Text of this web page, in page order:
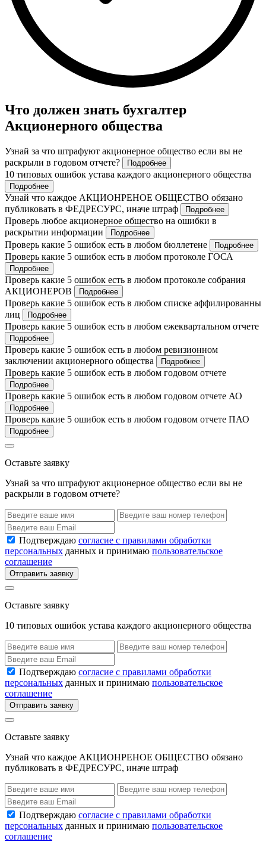
Что должен знать бухгалтер
Акционерного общества
Узнай за что штрафуют акционерное общество если вы не
раскрыли в годовом отчете?
Подробнее
10 типовых ошибок устава каждого акционерного общества
Подробнее
Узнай что каждое АКЦИОНРЕНОЕ ОБЩЕСТВО обязано
публиковать в ФЕДРЕСУРС, иначе штраф
Подробнее
Проверь любое акционерное общество на ошибки в
раскрытии информации
Подробнее
Проверь какие 5 ошибок есть в любом бюллетене Подробнее
Проверь какие 5 ошибок есть в любом протоколе ГОСА
Подробнее
Проверь какие 5 ошибок есть в любом протоколе собрания
АКЦИОНЕРОВ
Подробнее
Проверь какие 5 ошибок есть в любом списке аффилированны
лиц
Подробнее
Проверь какие 5 ошибок есть в любом ежеквартальном отчете
Подробнее
Проверь какие 5 ошибок есть в любом ревизионном
заключении акционерного общества
Подробнее
Проверь какие 5 ошибок есть в любом годовом отчете
Подробнее
Проверь какие 5 ошибок есть в любом годовом отчете АО
Подробнее
Проверь какие 5 ошибок есть в любом годовом отчете ПАО
Подробнее
Оставьте заявку
Узнай за что штрафуют акционерное общество если вы не
раскрыли в годовом отчете?
Подтверждаю согласие с правилами обработки
персональных данных и принимаю пользовательское
соглашение
Отправить заявку
Оставьте заявку
10 типовых ошибок устава каждого акционерного общества
Подтверждаю согласие с правилами обработки
персональных данных и принимаю пользовательское
соглашение
Отправить заявку
Оставьте заявку
Узнай что каждое АКЦИОНРЕНОЕ ОБЩЕСТВО обязано
публиковать в ФЕДРЕСУРС, иначе штраф
Подтверждаю согласие с правилами обработки
персональных данных и принимаю пользовательское
соглашение